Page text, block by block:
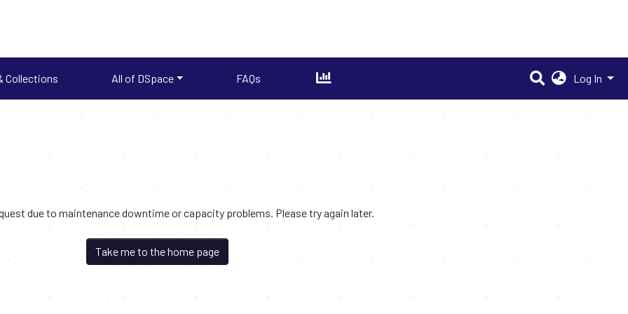
Collections All of DSpace FAQs Log In
due to maintenance downtime or capacity problems. Please try again later.
Take me to the home page